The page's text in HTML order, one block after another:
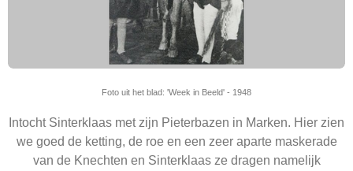
Foto uit het blad: 'Week in Beeld' - 1948
Intocht Sinterklaas met zijn Pieterbazen in Marken. Hier zien
we goed de ketting, de roe en een zeer aparte maskerade
van de Knechten en Sinterklaas ze dragen namelijk